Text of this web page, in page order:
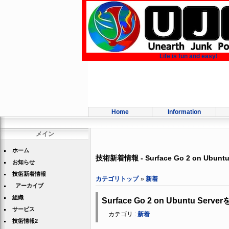
Life is fun and easy!
Home Information
メイン
ホーム
お知らせ
技術新着情報
アーカイブ
組織
サービス
技術情報2
技術新着情報 - Surface Go 2 on
カテゴリトップ »新着
Surface Go 2 on Ubuntu Server
カテゴリ : 新着